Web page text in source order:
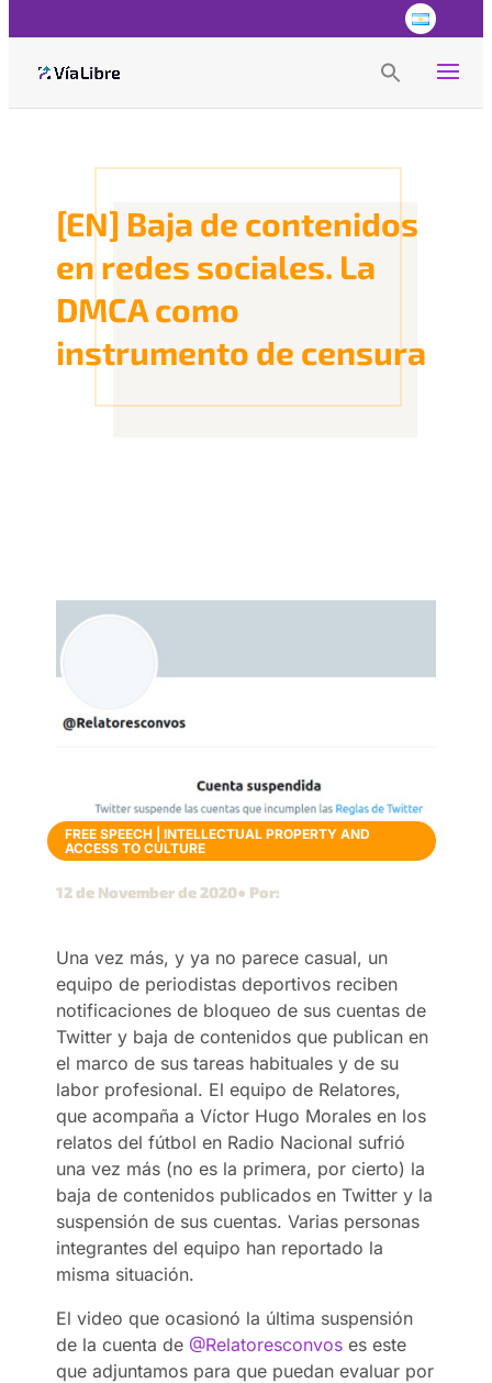
Search Button
[EN] Baja de contenidos
en redes sociales. La
DMCA como
instrumento de censura
FREE SPEECH |INTELLECTUAL PROPERTY AND
ACCESS TO CULTURE
12 de November de 2020● Por:
Una vez más, y ya no parece casual, un
equipo de periodistas deportivos reciben
notificaciones de bloqueo de sus cuentas de
Twitter y baja de contenidos que publican en
el marco de sus tareas habituales y de su
labor profesional. El equipo de Relatores,
que acompaña a Víctor Hugo Morales en los
relatos del fútbol en Radio Nacional sufrió
una vez más (no es la primera, por cierto) la
baja de contenidos publicados en Twitter y la
suspensión de sus cuentas. Varias personas
integrantes del equipo han reportado la
misma situación.
El video que ocasionó la última suspensión
de la cuenta de @Relatoresconvos es este
que adjuntamos para que puedan evaluar por